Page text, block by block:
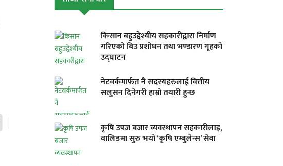
किसान बहुउद्देश्यीय सहकारीद्वारा निर्माण
गरिएको बिउ प्रशोधन तथा भण्डारण गृहको
उद्घाटन
नेटवर्कमार्फत नै सदस्यहरुलाई वित्तीय
सलुसन दिनेगरी हाम्रो तयारी हुन्छ
कृषि उपज बजार व्यवस्थापन सहकारीलाइ,
वालिङमा सुरु भयो ‘कृषि एम्बुलेन्स’ सेवा